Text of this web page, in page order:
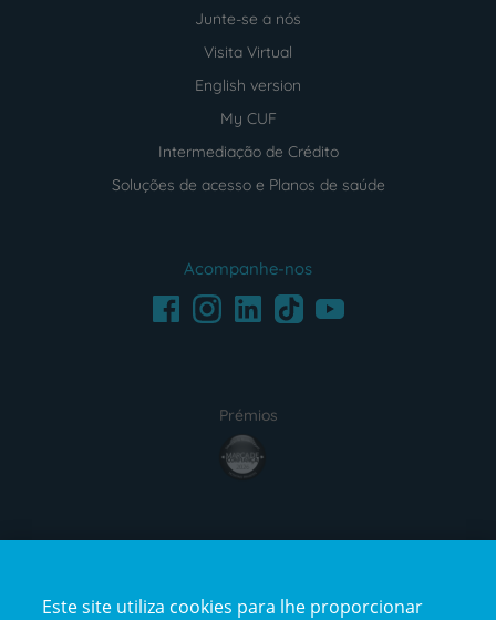
Junte-se a nós
Visita Virtual
English version
My CUF
Intermediação de Crédito
Soluções de acesso e Planos de saúde
Acompanhe-nos
FacebookInstagramLinkedInTikTokYoutube
Prémios
award4
certification2certification3
Este site utiliza cookies para lhe proporcionar